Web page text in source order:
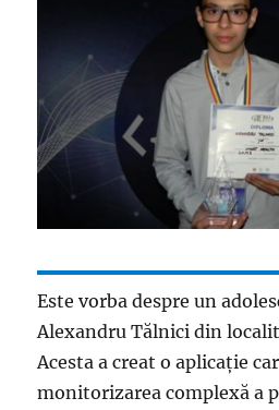
Este vorba despre un
Alexandru Tălnici din
Acesta a creat o aplicație
monitorizarea complexă a